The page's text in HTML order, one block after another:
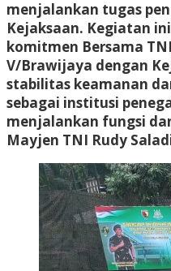
menjalankan tugas
Kejaksaan. Kegiatan
komitmen Bersama
V/Brawijaya dengan
stabilitas keamanan
sebagai institusi
menjalankan fungsi
Mayjen TNI Rudy